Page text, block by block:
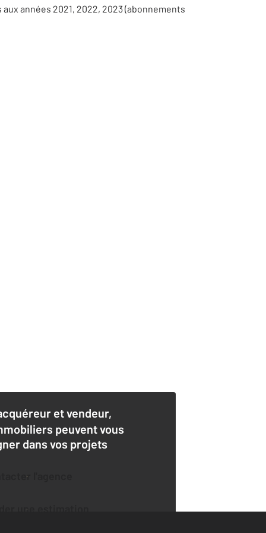
années 2021, 2022, 2023 (abonnements
et vendeur,
peuvent vous
dans vos projets
l'agence
une estimation